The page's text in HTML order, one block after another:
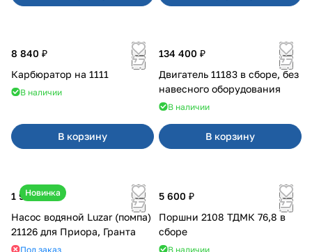
8 840 ₽
Карбюратор на 1111
В наличии
В корзину
134 400 ₽
Двигатель 11183 в сборе, без
навесного оборудования
В наличии
В корзину
Новинка
1 990 ₽
Насос водяной Luzar (помпа)
21126 для Приора, Гранта
Под заказ
5 600 ₽
Поршни 2108 ТДМК 76,8 в
сборе
В наличии